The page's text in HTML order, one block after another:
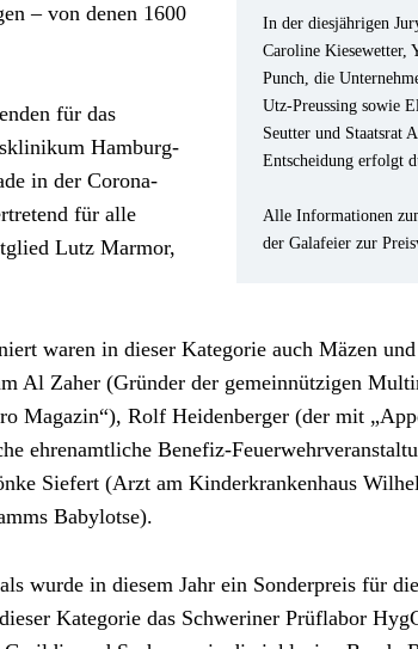
In der diesjährigen
Caroline Kiesewetter,
Punch, die
Utz-Preussing sowie
Seutter und Staatsrat
Entscheidung erfolgt
Alle Informationen
der Galafeier zur
– von denen 1600
für das
Hamburg-
in der Corona-
für alle
Lutz Marmor,
waren in dieser Kategorie auch Mäzen
Al Zaher (Gründer der gemeinnützigen
Magazin“), Rolf Heidenberger (der mit
ehrenamtliche Benefiz-
Siefert (Arzt am Kinderkrankenhaus
Babylotse).
wurde in diesem Jahr ein Sonderpreis für
Kategorie das Schweriner Prüflabor